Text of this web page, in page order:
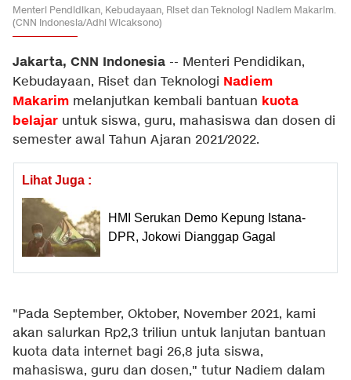
Menteri Pendidikan, Kebudayaan, Riset dan Teknologi Nadiem Makarim.
(CNN Indonesia/Adhi Wicaksono)
Jakarta, CNN Indonesia -- Menteri Pendidikan,
Kebudayaan, Riset dan Teknologi Nadiem
Makarim melanjutkan kembali bantuan kuota
belajar untuk siswa, guru, mahasiswa dan dosen di
semester awal Tahun Ajaran 2021/2022.
Lihat Juga :
HMI Serukan Demo Kepung Istana-
DPR, Jokowi Dianggap Gagal
"Pada September, Oktober, November 2021, kami
akan salurkan Rp2,3 triliun untuk lanjutan bantuan
kuota data internet bagi 26,8 juta siswa,
mahasiswa, guru dan dosen," tutur Nadiem dalam